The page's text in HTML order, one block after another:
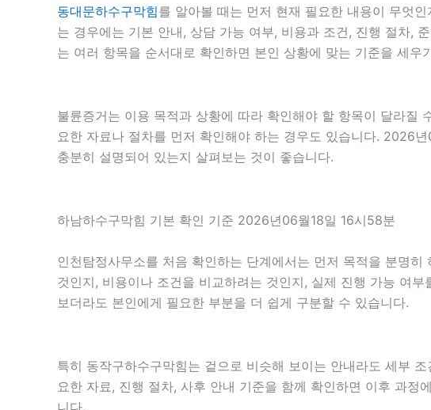
동대문하수구막힘를 알아볼 때는 먼저 현재 필요한 내용이 무엇
는 경우에는 기본 안내, 상담 가능 여부, 비용과 조건, 진행 절차,
는 여러 항목을 순서대로 확인하면 본인 상황에 맞는 기준을 세우
불륜증거는 이용 목적과 상황에 따라 확인해야 할 항목이 달라질
요한 자료나 절차를 먼저 확인해야 하는 경우도 있습니다. 2026
충분히 설명되어 있는지 살펴보는 것이 좋습니다.
하남하수구막힘 기본 확인 기준 2026년06월18일 16시58분
인천탐정사무소를 처음 확인하는 단계에서는 먼저 목적을 분명
것인지, 비용이나 조건을 비교하려는 것인지, 실제 진행 가능 여
보더라도 본인에게 필요한 부분을 더 쉽게 구분할 수 있습니다.
특히 동작구하수구막힘는 겉으로 비슷해 보이는 안내라도 세부
요한 자료, 진행 절차, 사후 안내 기준을 함께 확인하면 이후 과
니다.